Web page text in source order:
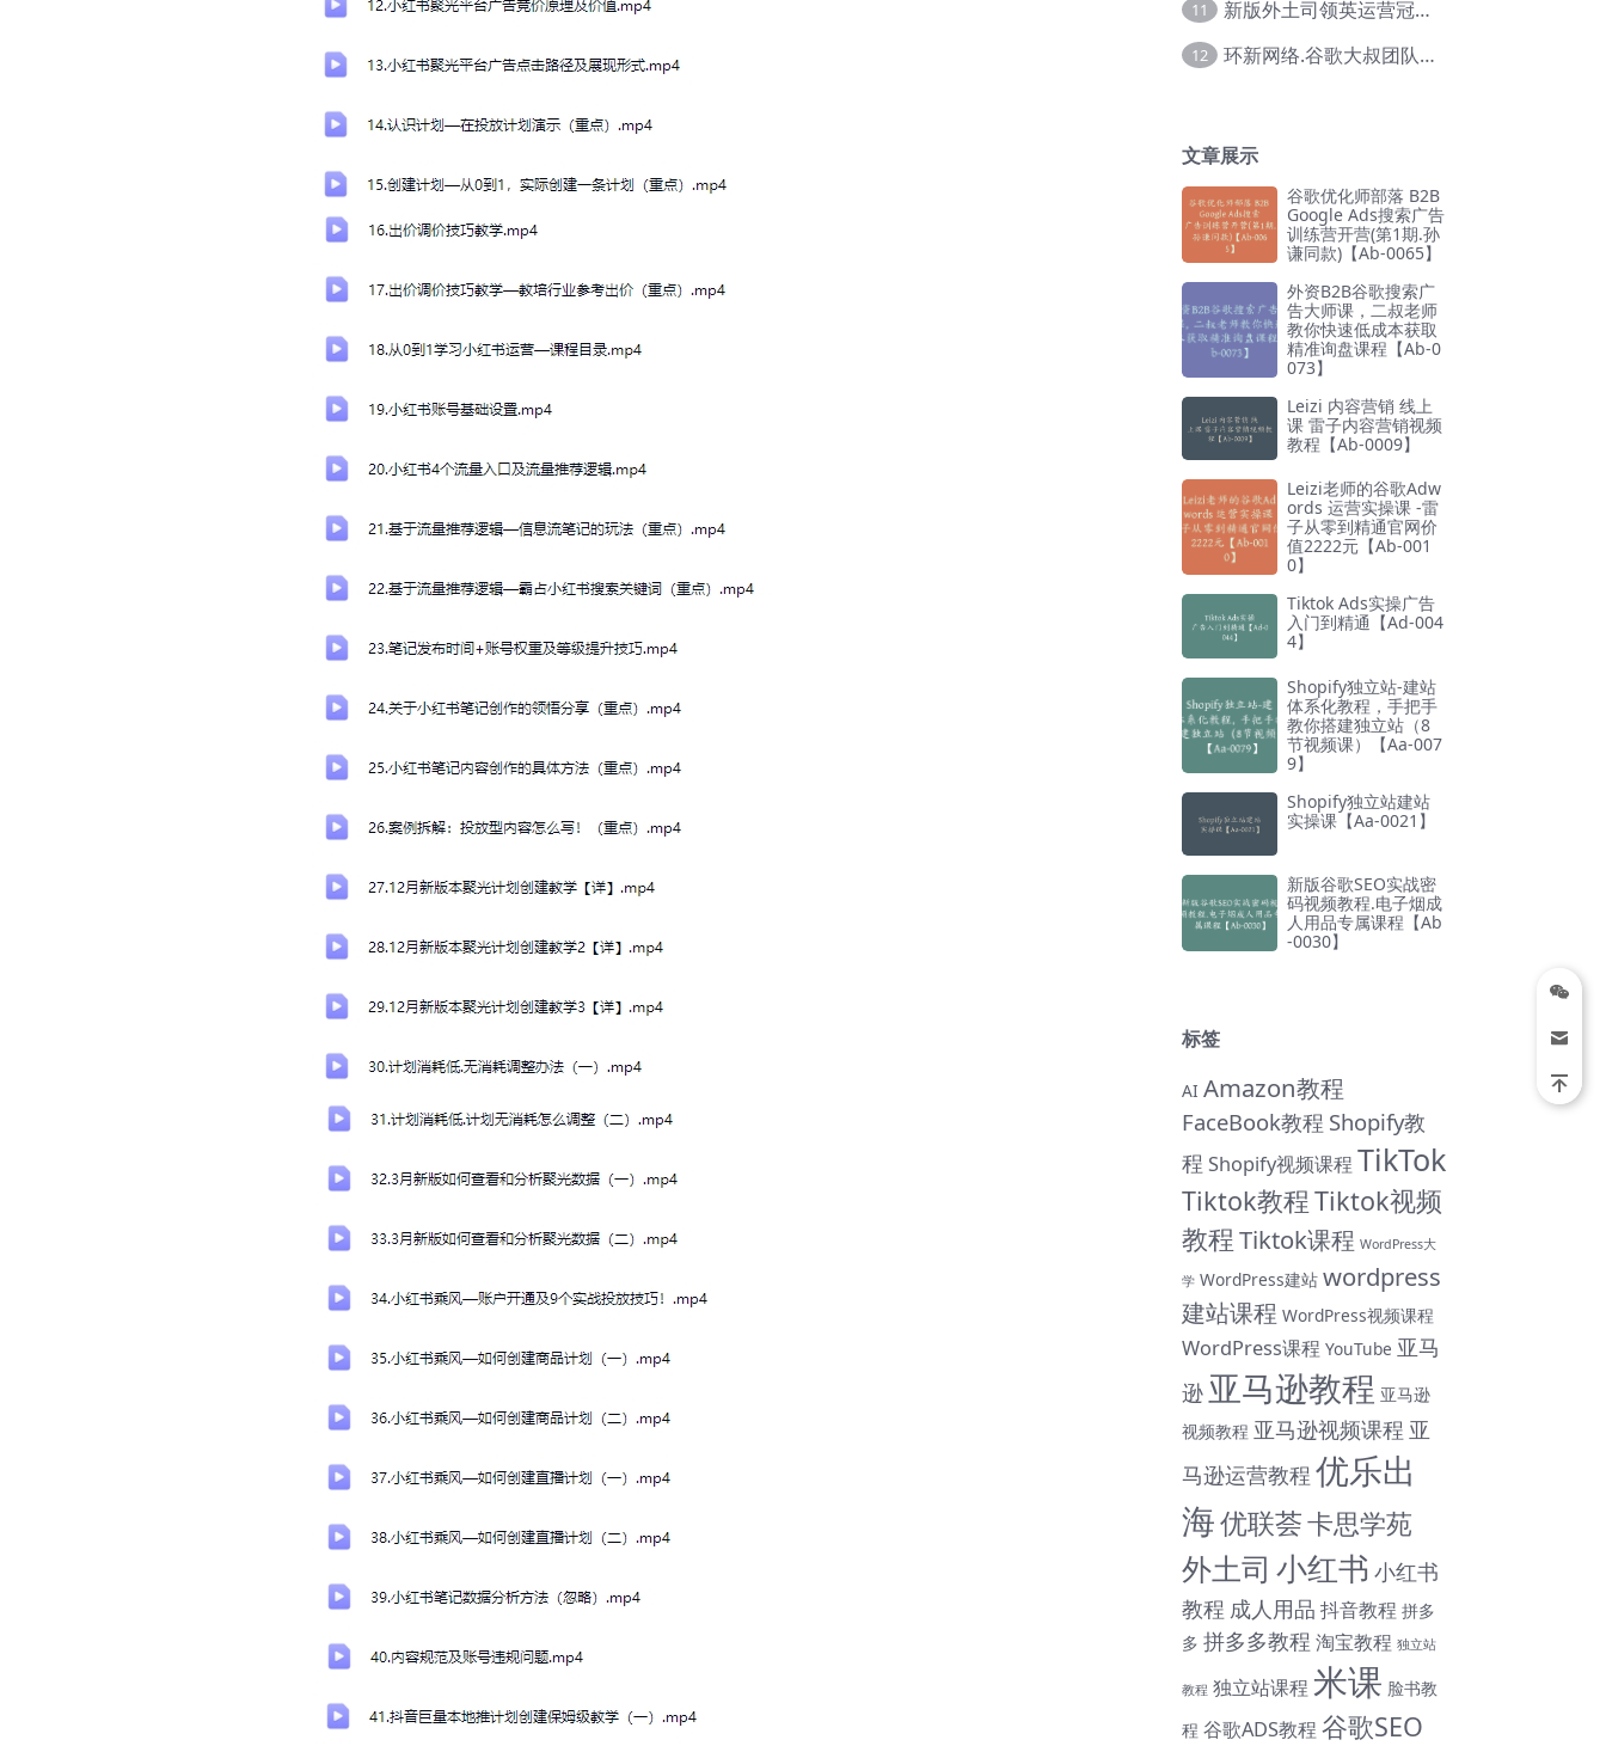
11 新版外土司领英运营冠军【Ag-0047】
12 环新网络.谷歌大叔团队谷歌SEO实战教程【Ab-0024】
文章展示
谷歌优化师部落 B2B
Google Ads搜索广告
训练营开营(第1期.孙
谦同款)【Ab-0065】
外资B2B谷歌搜索广
告大师课，二叔老师
教你快速低成本获取
精准询盘课程【Ab-0
073】
Leizi 内容营销 线上
课 雷子内容营销视频
教程【Ab-0009】
Leizi老师的谷歌Adw
ords 运营实操课 -雷
子从零到精通官网价
值2222元【Ab-001
0】
Tiktok Ads实操广告
入门到精通【Ad-004
4】
Shopify独立站-建站
体系化教程，手把手
教你搭建独立站（8
节视频课）【Aa-007
9】
Shopify独立站建站
实操课【Aa-0021】
新版谷歌SEO实战密
码视频教程.电子烟成
人用品专属课程【Ab
-0030】
标签
AI Amazon教程
FaceBook教程 Shopify教
程 Shopify视频课程 TikTok
Tiktok教程Tiktok视频
教程Tiktok课程 WordPress大
学 WordPress建站 wordpress
建站课程 WordPress视频课程
WordPress课程 YouTube 亚马
逊 亚马逊教程 亚马逊
视频教程 亚马逊视频课程 亚
马逊运营教程 优乐出
海优联荟卡思学苑
外土司 小红书 小红书
教程 成人用品 抖音教程 拼多
多 拼多多教程 淘宝教程 独立站
教程 独立站课程 米课 脸书教
程 谷歌ADS教程 谷歌SEO